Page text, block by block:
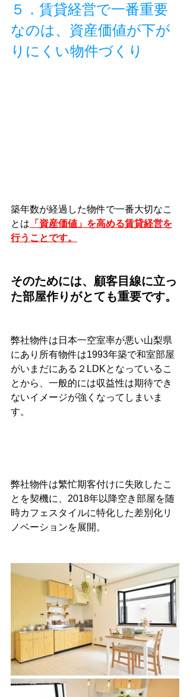
５．賃貸経営で一番重要
なのは、資産価値が下が
りにくい物件づくり
築年数が経過した物件で一番大切なこ
とは 「資産価値」を高める賃貸経営を
行うことです。
そのためには、顧客目線に立っ
た部屋作りがとても重要です。
弊社物件は日本一空室率が悪い山梨県
にあり所有物件は1993年築で和室部屋
がいまだにある２LDKとなっているこ
とから、一般的には収益性は期待でき
ないイメージが強くなってしまいま
す。
弊社物件は繁忙期客付けに失敗したこ
とを契機に、2018年以降空き部屋を随
時カフェスタイルに特化した差別化リ
ノベーションを展開。